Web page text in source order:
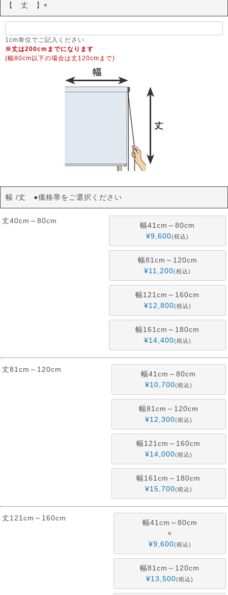
【 丈 】
(
須
)
1cm単位でご記入ください
※丈は200cmまでになります
(幅80cm以下の場合は丈120cmまで)
幅 丈 ●価格帯をご選択ください
丈40cm～80cm
幅41cm～80cm
¥9,600 税込
幅81cm～120cm
¥11,200 税込
幅121cm～160cm
¥12,800 税込
幅161cm～180cm
¥14,400 税込
丈81cm～120cm
幅41cm～80cm
¥10,700 税込
幅81cm～120cm
¥12,300 税込
幅121cm～160cm
¥14,000 税込
幅161cm～180cm
¥15,700 税込
丈121cm～160cm
幅41cm～80cm
×
¥9,600 税込
幅81cm～120cm
¥13,500 税込